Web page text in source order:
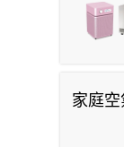
家庭